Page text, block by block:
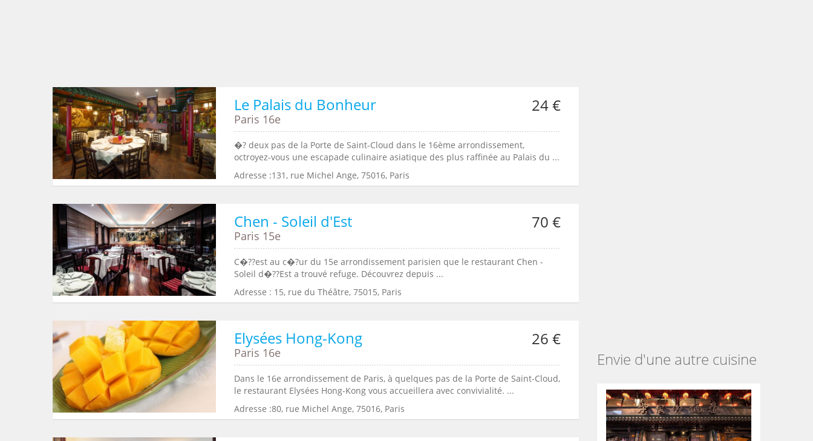
Le Palais du Bonheur 24 €
Paris 16e
�? deux pas de la Porte de Saint-Cloud dans le 16ème arrondissement,
octroyez-vous une escapade culinaire asiatique des plus raffinée au Palais du ...
Adresse :131, rue Michel Ange, 75016, Paris
Chen - Soleil d'Est 70 €
Paris 15e
C�??est au c�?ur du 15e arrondissement parisien que le restaurant Chen -
Soleil d�??Est a trouvé refuge. Découvrez depuis ...
Adresse : 15, rue du Théâtre, 75015, Paris
Elysées Hong-Kong 26 €
Paris 16e
Dans le 16e arrondissement de Paris, à quelques pas de la Porte de Saint-Cloud,
le restaurant Elysées Hong-Kong vous accueillera avec convivialité. ...
Adresse :80, rue Michel Ange, 75016, Paris
Envie d'une autre cuisine